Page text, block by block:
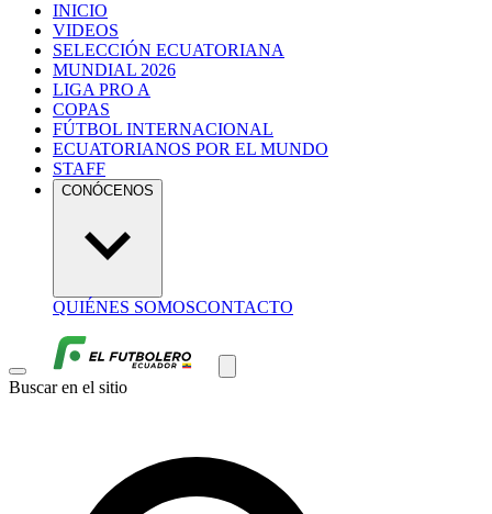
INICIO
VIDEOS
SELECCIÓN ECUATORIANA
MUNDIAL 2026
LIGA PRO A
COPAS
FÚTBOL INTERNACIONAL
ECUATORIANOS POR EL MUNDO
STAFF
CONÓCENOS
QUIÉNES SOMOSCONTACTO
Buscar en el sitio